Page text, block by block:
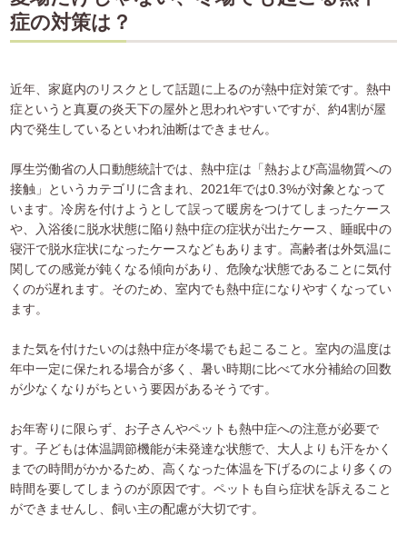
症の対策は？
近年、家庭内のリスクとして話題に上るのが熱中症対策です。熱中
症というと真夏の炎天下の屋外と思われやすいですが、約4割が屋
内で発生しているといわれ油断はできません。
厚生労働省の人口動態統計では、熱中症は「熱および高温物質への
接触」というカテゴリに含まれ、2021年では0.3%が対象となって
います。冷房を付けようとして誤って暖房をつけてしまったケース
や、入浴後に脱水状態に陥り熱中症の症状が出たケース、睡眠中の
寝汗で脱水症状になったケースなどもあります。高齢者は外気温に
関しての感覚が鈍くなる傾向があり、危険な状態であることに気付
くのが遅れます。そのため、室内でも熱中症になりやすくなってい
ます。
また気を付けたいのは熱中症が冬場でも起こること。室内の温度は
年中一定に保たれる場合が多く、暑い時期に比べて水分補給の回数
が少なくなりがちという要因があるそうです。
お年寄りに限らず、お子さんやペットも熱中症への注意が必要で
す。子どもは体温調節機能が未発達な状態で、大人よりも汗をかく
までの時間がかかるため、高くなった体温を下げるのにより多くの
時間を要してしまうのが原因です。ペットも自ら症状を訴えること
ができませんし、飼い主の配慮が大切です。